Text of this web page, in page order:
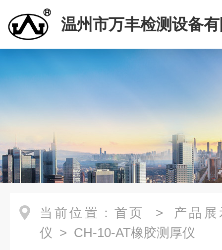
温州市万丰检测设备
当前位置： 首页 > 产品展
仪 > CH-10-AT橡胶测厚仪